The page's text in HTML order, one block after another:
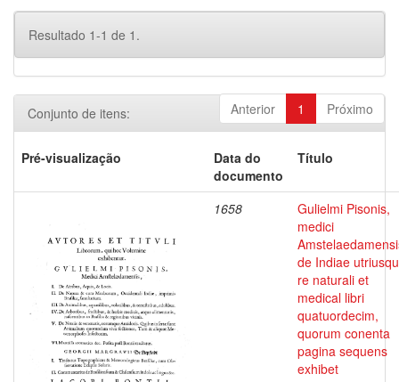
Resultado 1-1 de 1.
Anterior 1 Próximo
Conjunto de itens:
Pré-visualização
Data do
documento
Título
1658
Gulielmi Pisonis,
medici
de Indiae
re naturali et
medical libri
quatuordecim,
quorum conenta
pagina sequens
exhibet